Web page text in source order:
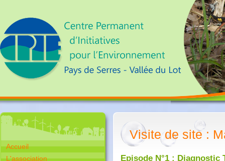
Accueil
L'association
Visite de site :
Episode N°1 : Diagnostic